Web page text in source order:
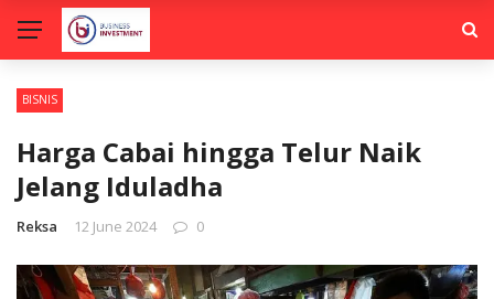
BISNIS
Harga Cabai hingga Telur Naik
Jelang Iduladha
Reksa 12 June 2024 0